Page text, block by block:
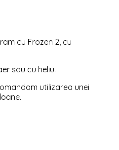
cu Frozen 2, cu
sau cu heliu.
utilizarea unei